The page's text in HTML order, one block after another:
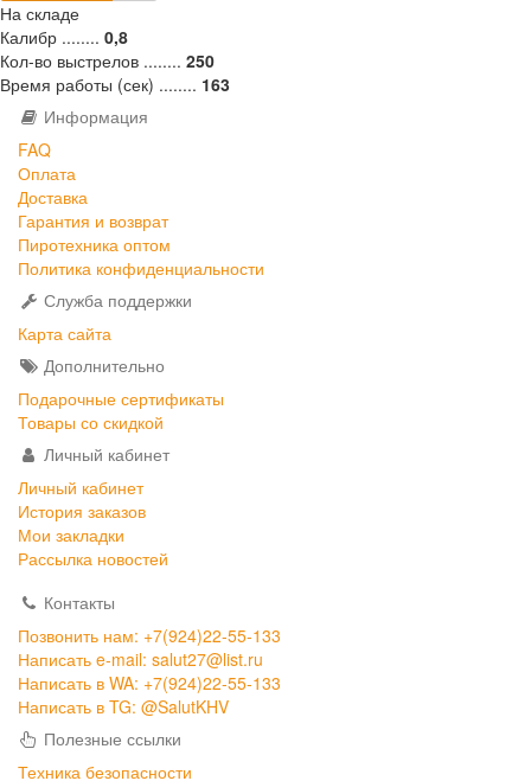
На складе
Калибр ........ 0,8
Кол-во выстрелов ........ 250
Время работы (сек) ........ 163
Информация
FAQ
Оплата
Доставка
Гарантия и возврат
Пиротехника оптом
Политика конфиденциальности
Служба поддержки
Карта сайта
Дополнительно
Подарочные сертификаты
Товары со скидкой
Личный кабинет
Личный кабинет
История заказов
Мои закладки
Рассылка новостей
Контакты
Позвонить нам: +7(924)22-55-133
Написать e-mail: salut27@list.ru
Написать в WA: +7(924)22-55-133
Написать в TG: @SalutKHV
Полезные ссылки
Техника безопасности